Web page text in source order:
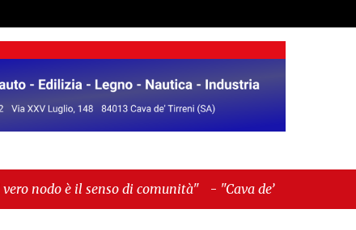
di comunità" -"Cava de’ Tirreni, La